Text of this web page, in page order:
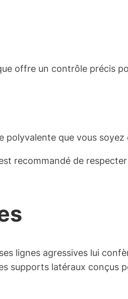
offre un contrôle précis
polyvalente que vous soyez
recommandé de
lignes agressives lui
supports latéraux conçus